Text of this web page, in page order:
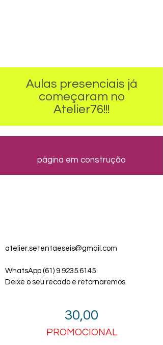
Aulas presenciais já
começaram no
Atelier76!!!
página em construção
atelier.setentaeseis@gmail.com
WhatsApp (61) 9 9235.6145
Deixe o seu recado e retornaremos.
30,00
PROMOCIONAL